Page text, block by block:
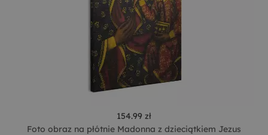
154.99 zł
Foto obraz na płótnie Madonna z dzieciątkiem Jezus